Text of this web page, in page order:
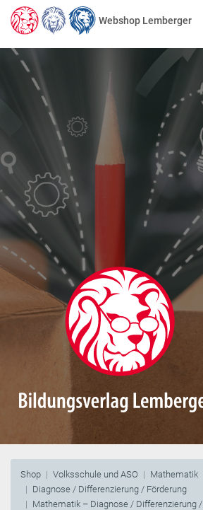
Webshop Lemberger
Shop Volksschule und ASO
Mathematik
Diagnose / Differenzierung / Förderung
Mathematik – Diagnose / Differenzierung